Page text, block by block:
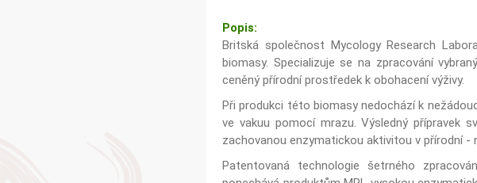
Popis:
Britská společnost Mycology Research
biomasy. Specializuje se na zpracování
ceněný přírodní prostředek k obohacení výživy.
Při produkci této biomasy nedochází k
ve vakuu pomocí mrazu. Výsledný přípravek
zachovanou enzymatickou aktivitou v přírodní -
Patentovaná technologie šetrného